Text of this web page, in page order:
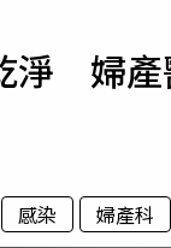
運勢
淨 婦產
感染 婦產科